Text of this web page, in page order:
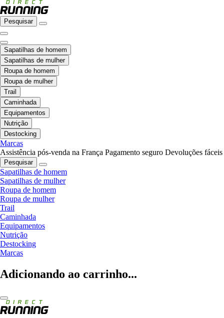
Pesquisar
Sapatilhas de homem
Sapatilhas de mulher
Roupa de homem
Roupa de mulher
Trail
Caminhada
Equipamentos
Nutrição
Destocking
Marcas
Assistência pós-venda na França Pagamento seguro Devoluções fáceis
Pesquisar
Sapatilhas de homem
Sapatilhas de mulher
Roupa de homem
Roupa de mulher
Trail
Caminhada
Equipamentos
Nutrição
Destocking
Marcas
Adicionando ao carrinho...